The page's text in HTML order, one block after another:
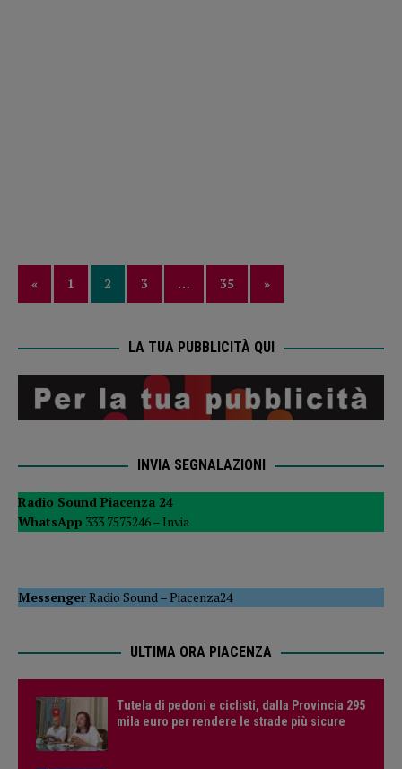
« 1 2 3 … 35 »
LA TUA PUBBLICITÀ QUI
INVIA SEGNALAZIONI
Radio Sound Piacenza 24
WhatsApp 333 7575246 – Invia
MessengerRadio Sound–Piacenza24
ULTIMA ORA PIACENZA
Tutela di pedoni e ciclisti, dalla Provincia 295
mila euro per rendere le strade più sicure